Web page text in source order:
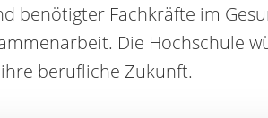
benötigter Fachkräfte im
Die Hochschule
berufliche Zukunft.